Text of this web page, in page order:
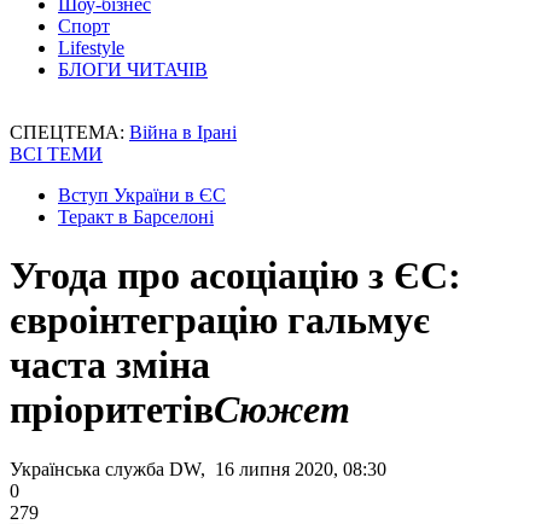
Шоу-бізнес
Спорт
Lifestyle
БЛОГИ ЧИТАЧІВ
СПЕЦТЕМА: Війна в Ірані
ВСІ ТЕМИ
Вступ України в ЄС
Теракт в Барселоні
Угода про асоціацію з ЄС:
євроінтеграцію гальмує
часта зміна
пріоритетівСюжет
Українська служба DW, 16 липня 2020, 08:30
0
279